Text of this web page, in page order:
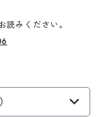
読みください。